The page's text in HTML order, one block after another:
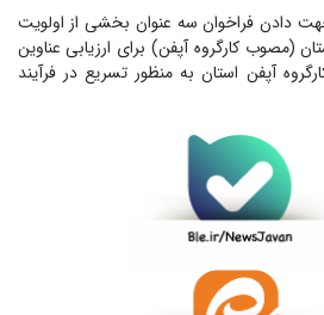
بر لزوم تصویب سه عنوان پژوهشی تائید شده سال 1398 جهت دادن فراخوان سه عنوان بخشی از اولویت
استان (مصوب کارگروه آپفن) برای ارزیابی عناوین
آپفن استان به منظور تسریع در فرآیند